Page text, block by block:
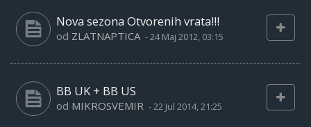
Nova sezona Otvorenih vrata!!!
od ZLATNAPTICA -24 Maj 2012, 03:15
BB UK + BB US
od MIKROSVEMIR -22 Jul 2014, 21:25